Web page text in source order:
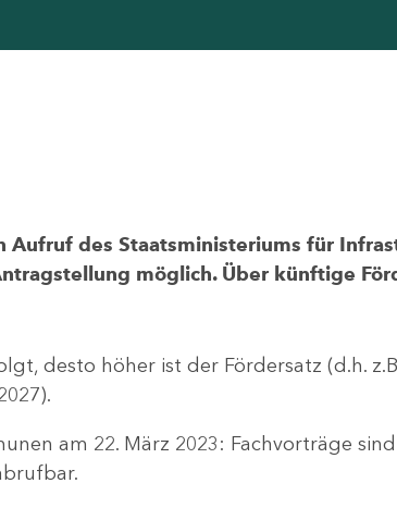
Aufruf des Staatsministeriums für
möglich. Über künftige
desto höher ist der Fördersatz (d.h.
am 22. März 2023: Fachvorträge